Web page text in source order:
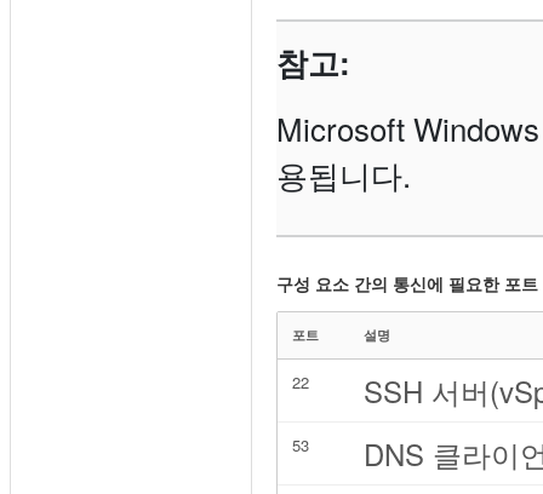
참고:
Microsoft
용됩니다.
구성 요소 간의 통신에 필요한 포트
포트 설명
22 SSH 서버
53 DNS 클라이